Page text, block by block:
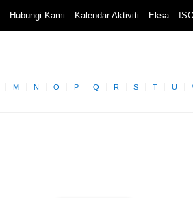
Hubungi Kami Kalendar Aktiviti Eksa
M N O P Q R S T U